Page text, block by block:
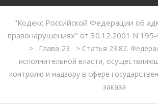
"Кодекс Российской Федерации об
правонарушениях" от 30.12.2001 N
> Глава 23 >Статья 23.82.
исполнительной власти,
контролю и надзору в сфере
заказа